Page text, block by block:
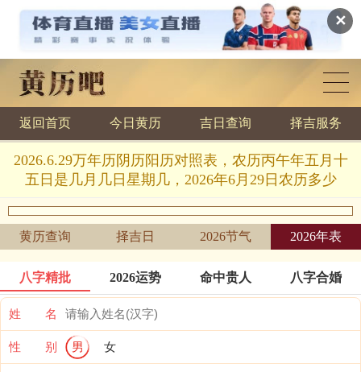
✕
黄历查询
返回首页 今日黄历 吉日查询 择吉服务
2026.6.29万年历阴历阳历对照表，农历丙午年五月十
五日是几月几日星期几，2026年6月29日农历多少
黄历查询 择吉日 2026节气 2026年表
八字精批 2026运势 命中贵人 八字合婚
姓 名
性 别 男 女